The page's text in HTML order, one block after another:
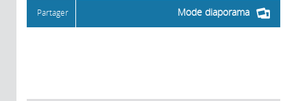
Mode diaporama
Partager